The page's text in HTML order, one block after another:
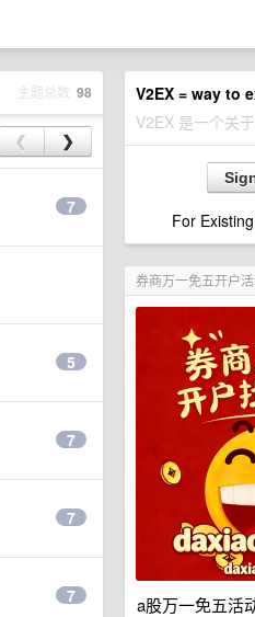
V2EX = way to
V2EX 是一个关
For
券商万一免五开户活
a股万一免五活
主题总数 98
❮ ❯
7
5
7
7
7